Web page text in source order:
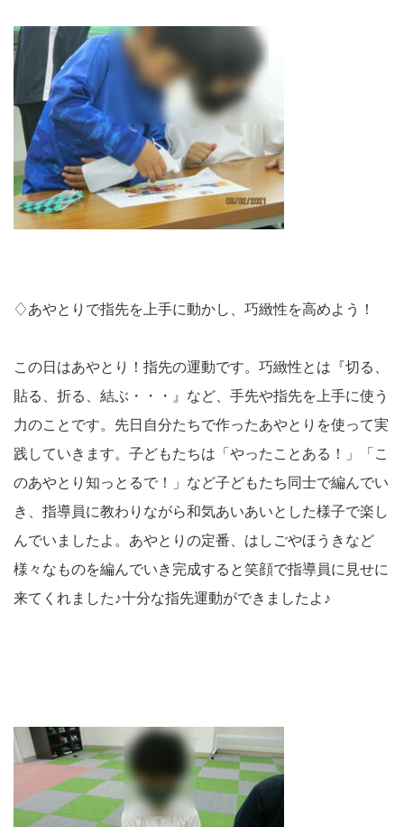
♢あやとりで指先を上手に動かし、巧緻性を高めよう！
この日はあやとり！指先の運動です。巧緻性とは『切る、
貼る、折る、結ぶ・・・』など、手先や指先を上手に使う
力のことです。先日自分たちで作ったあやとりを使って実
践していきます。子どもたちは「やったことある！」「こ
のあやとり知っとるで！」など子どもたち同士で編んでい
き、指導員に教わりながら和気あいあいとした様子で楽し
んでいましたよ。あやとりの定番、はしごやほうきなど
様々なものを編んでいき完成すると笑顔で指導員に見せに
来てくれました♪十分な指先運動ができましたよ♪